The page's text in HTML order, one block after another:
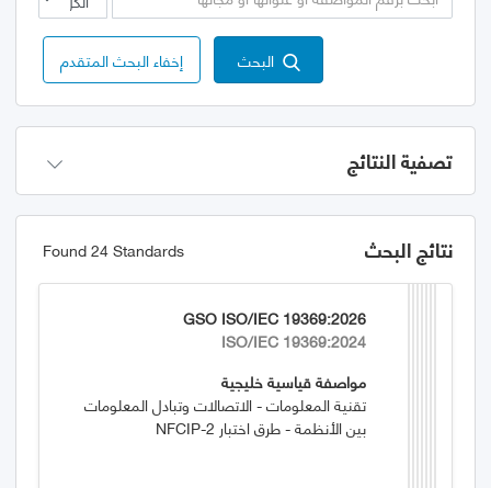
البحث إخفاء البحث المتقدم
تصفية النتائج
نتائج البحث Found 24 Standards
GSO ISO/IEC 19369:2026
ISO/IEC 19369:2024
مواصفة قياسية خليجية
تقنية المعلومات - الاتصالات وتبادل المعلومات
بين الأنظمة - طرق اختبار NFCIP-2